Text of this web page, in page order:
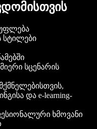
სტილები
სცენარის
და e-learning-
ხმოვანი